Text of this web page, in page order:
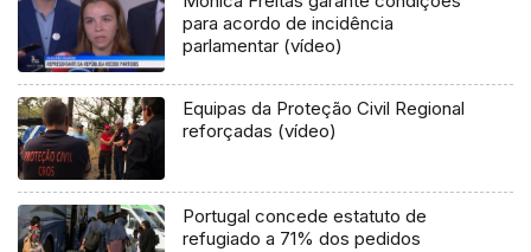
para acordo de incidência
parlamentar (vídeo)
Equipas da Proteção Civil Regional
reforçadas (vídeo)
Portugal concede estatuto de
refugiado a 71% dos pedidos